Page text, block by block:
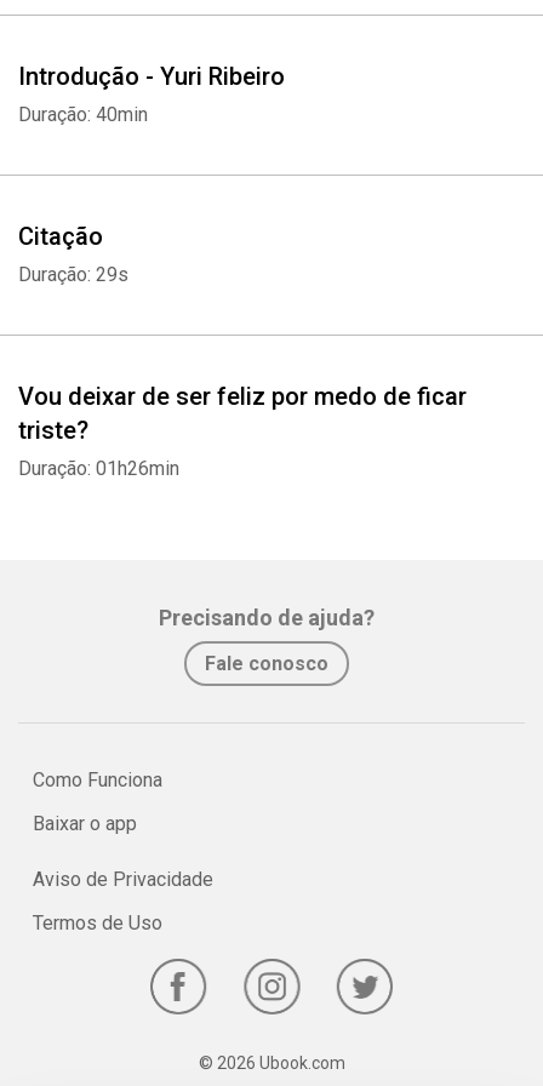
interior de algum lugar não muito distante, a peça garante muitas
Introdução - Yuri Ribeiro
Duração: 40min
Citação
Duração: 29s
Vou deixar de ser feliz por medo de ficar
triste?
Duração: 01h26min
Precisando de ajuda?
Fale conosco
Como Funciona
Baixar o app
Aviso de Privacidade
Termos de Uso
© 2026 Ubook.com